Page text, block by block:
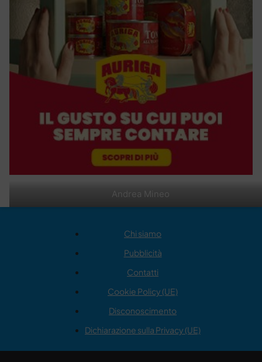
Andrea Mineo
Chi siamo
Pubblicità
Contatti
Cookie Policy (UE)
Disconoscimento
Dichiarazione sulla Privacy (UE)